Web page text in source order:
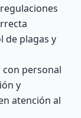
de plagas y
personal
y
atención al